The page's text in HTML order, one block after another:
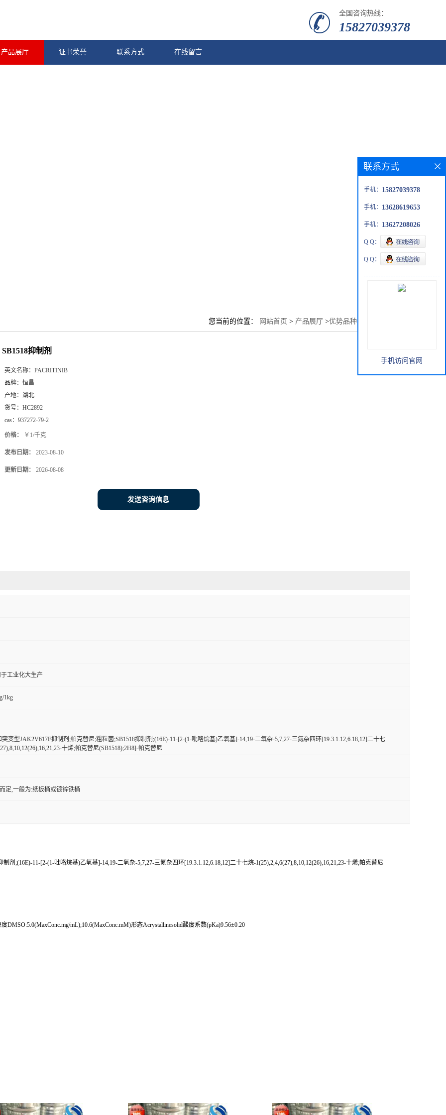
全国咨询热线：
15827039378
产品展厅 证书荣誉 联系方式 在线留言
您当前的位置： 网站首页 > 产品展厅 >优势品种
SB1518抑制剂
英文名称： PACRITINIB
品牌： 恒昌
产地： 湖北
货号： HC2892
cas： 937272-79-2
价格： ￥1/千克
发布日期： 2023-08-10
更新日期： 2026-08-08
发送咨询信息
工业化大生产
1kg
变型JAK2V617F抑制剂;帕克替尼;粗粒菌;SB1518抑制剂;(16E)-11-[2-(1-吡咯烷基)乙氧基]-14,19-二氧杂-5,7,27-三氮杂四环[19.3.1.12,6.18,12]二十七
十烯;帕克替尼(SB1518);2H8]-帕克替尼
定,一般为:纸板桶或镀锌铁桶
;(16E)-11-[2-(1-吡咯烷基)乙氧基]-14,19-二氧杂-5,7,27-三氮杂四环[19.3.1.12,6.18,12]二十七烷-1(25),2,4,6(27),8,10,12(26),16,21,23-十烯;帕克替尼
DMSO:5.0(MaxConc.mg/mL);10.6(MaxConc.mM)形态Acrystallinesolid酸度系数(pKa)9.56±0.20
联系方式
手机： 15827039378
手机： 13628619653
手机： 13627208026
Q Q：
Q Q：
手机访问官网